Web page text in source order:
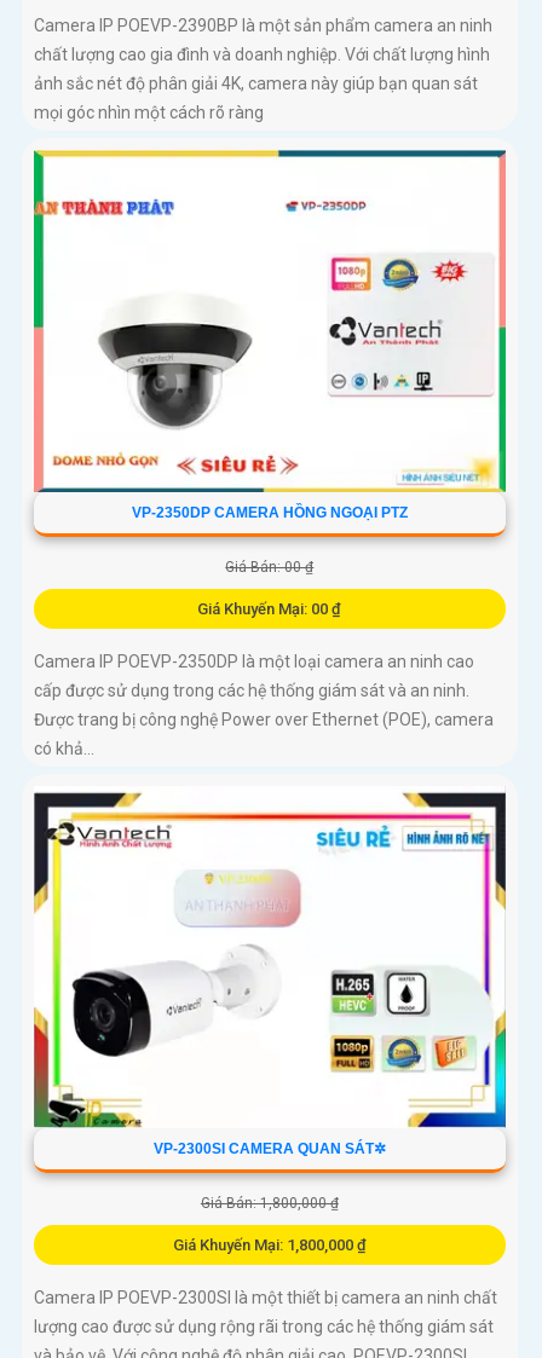
Camera IP POEVP-2390BP là một sản phẩm camera an ninh
chất lượng cao gia đình và doanh nghiệp. Với chất lượng hình
ảnh sắc nét độ phân giải 4K, camera này giúp bạn quan sát
mọi góc nhìn một cách rõ ràng
VP-2350DP CAMERA HỒNG NGOẠI PTZ
Giá Bán: 00 ₫
Giá Khuyến Mại: 00 ₫
Camera IP POEVP-2350DP là một loại camera an ninh cao
cấp được sử dụng trong các hệ thống giám sát và an ninh.
Được trang bị công nghệ Power over Ethernet (POE), camera
có khả...
VP-2300SI CAMERA QUAN SÁT✲
Giá Bán: 1,800,000 ₫
Giá Khuyến Mại: 1,800,000 ₫
Camera IP POEVP-2300SI là một thiết bị camera an ninh chất
lượng cao được sử dụng rộng rãi trong các hệ thống giám sát